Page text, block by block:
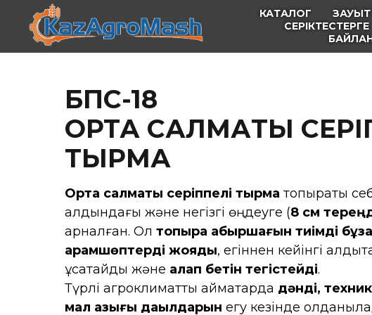
КАТАЛОГ
СЕРІКТЕСТЕРГЕ
БПС-18
ОРТА САЛМАҚТЫ
ТЫРМА
Орта салмақты серіппелі тырма топырақты
алдындағы және негізгі өңдеуге (8 см
арналған. Ол топырақ қабыршағын тиімді
арамшөптерді жояды, егіннен кейінгі
ұсақтайды және алқап бетін тегістейді.
Түрлі агроклиматтық аймақтарда дәнді,
мал азығы дақылдарын егу кезінде